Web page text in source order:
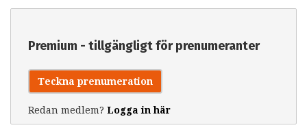
Premium - tillgängligt för prenumeranter
Teckna prenumeration
Redan medlem? Logga in här